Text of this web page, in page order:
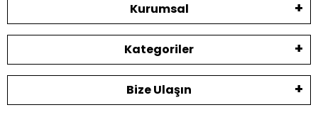
Kurumsal
Kategoriler
Bize Ulaşın